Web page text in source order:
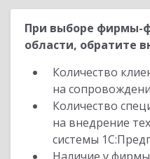
При выборе фирмы-
области, обратите
Количество
на
Количество
на внедрение
системы